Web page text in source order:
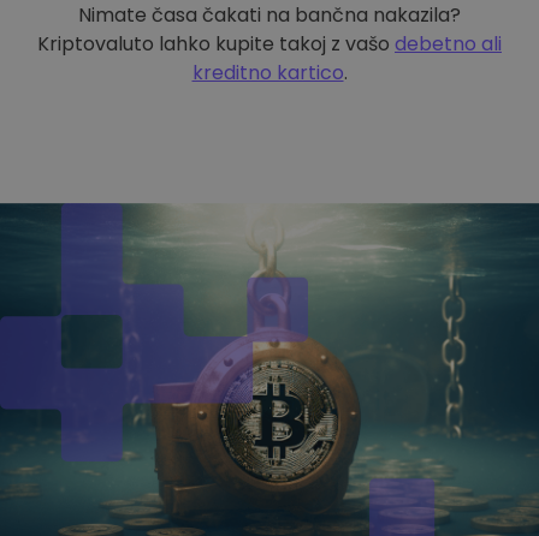
Nimate časa čakati na bančna nakazila?
Kriptovaluto lahko kupite takoj z vašo debetno ali
kreditno kartico.